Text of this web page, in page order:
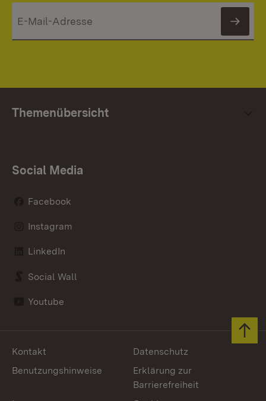
Themenübersicht
Social Media
Facebook
Instagram
LinkedIn
Social Wall
Youtube
Kontakt
Datenschutz
Benutzungshinweise
Erklärung zur
Barrierefreiheit